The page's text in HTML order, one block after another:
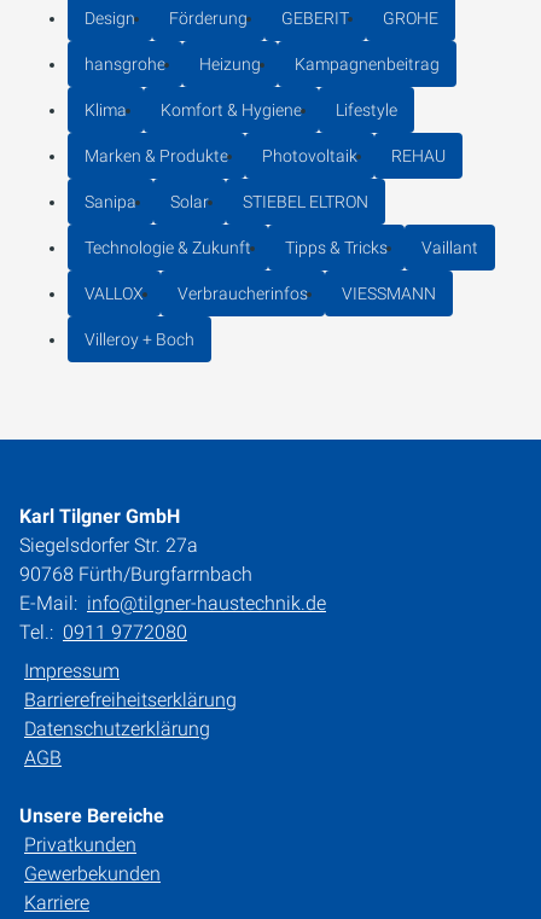
Design Förderung GEBERIT GROHE
hansgrohe Heizung Kampagnenbeitrag
Klima Komfort & Hygiene Lifestyle
Marken & Produkte Photovoltaik REHAU
Sanipa Solar STIEBEL ELTRON
Technologie & Zukunft Tipps & Tricks Vaillant
VALLOX Verbraucherinfos VIESSMANN
Villeroy + Boch
Karl Tilgner GmbH
Siegelsdorfer Str. 27a
90768 Fürth/Burgfarrnbach
E-Mail: info@tilgner-haustechnik.de
Tel.: 0911 9772080
Impressum
Barrierefreiheitserklärung
Datenschutzerklärung
AGB
Unsere Bereiche
Privatkunden
Gewerbekunden
Karriere